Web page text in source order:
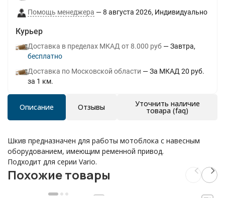
Помощь менеджера 8 августа 2026 Индивидуально
Курьер
Доставка в пределах МКАД от 8.000 руб
Завтра
Бесплатно
Доставка по Московской области
За МКАД 20 руб.
за 1 км.
Описание Отзывы Уточнить наличие
товара (faq)
Шкив предназначен для работы мотоблока с навесным
оборудованием, имеющим ременной привод.
Подходит для серии Vario.
Похожие товары